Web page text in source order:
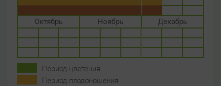
Октябрь Ноябрь Декабрь
Период цветения
Период плодоношения